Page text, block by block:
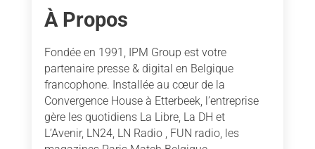
À Propos
Fondée en 1991, IPM Group est votre
partenaire presse & digital en Belgique
francophone. Installée au cœur de la
Convergence House à Etterbeek, l’entreprise
gère les quotidiens La Libre, La DH et
L’Avenir, LN24, LN Radio , FUN radio, les